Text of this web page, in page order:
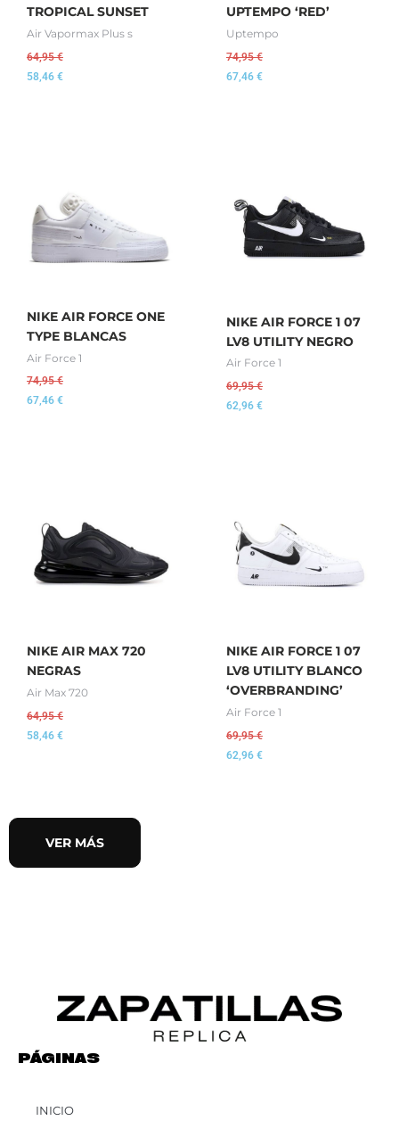
TROPICAL SUNSET
Air Vapormax Plus s
64,95€
58,46 €
UPTEMPO ‘RED’
Uptempo
74,95€
67,46 €
NIKE AIR FORCE ONE
TYPE BLANCAS
Air Force 1
74,95€
67,46 €
NIKE AIR FORCE 1 07
LV8 UTILITY NEGRO
Air Force 1
69,95€
62,96 €
NIKE AIR MAX 720
NEGRAS
Air Max 720
64,95€
58,46 €
NIKE AIR FORCE 1 07
LV8 UTILITY BLANCO
‘OVERBRANDING’
Air Force 1
69,95€
62,96 €
VER MÁS
PÁGINAS
INICIO